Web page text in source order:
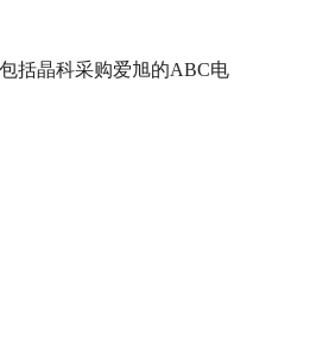
括晶科采购爱旭的ABC电